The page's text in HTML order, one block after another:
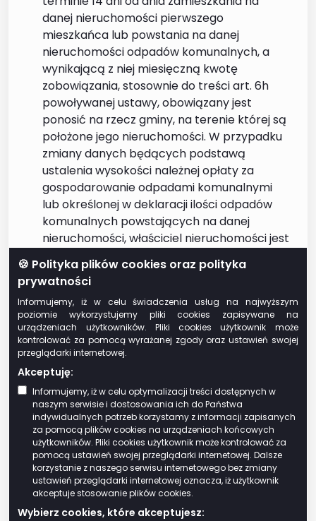
🍪 Polityka plików cookies oraz polityka
prywatności
Informujemy, iż w celu świadczenia usług na najwyższym
poziomie wykorzystujemy pliki cookies zapisywane na
urządzeniach użytkowników. Pliki cookies użytkownik może
kontrolować za pomocą wyrażanej zgody oraz ustawień swojej
przeglądarki internetowej.
Akceptuję:
Informujemy, iż w celu optymalizacji treści dostępnych w
naszym serwisie i dostosowania ich do Państwa
indywidualnych potrzeb korzystamy z informacji zapisanych
za pomocą plików cookies na urządzeniach końcowych
użytkowników. Pliki cookies użytkownik może kontrolować za
pomocą ustawień swojej przeglądarki internetowej. Dalsze
korzystanie z naszego serwisu internetowego bez zmiany
ustawień przeglądarki internetowej oznacza, iż użytkownik
akceptuje stosowanie plików cookies.
Wybierz cookies, które akceptujesz:
danej nieruchomości pierwszego
mieszkańca lub powstania na danej
nieruchomości odpadów komunalnych, a
wynikającą z niej miesięczną kwotę
zobowiązania, stosownie do treści art. 6h
powoływanej ustawy, obowiązany jest
ponosić na rzecz gminy, na terenie której są
położone jego nieruchomości. W przypadku
zmiany danych będących podstawą
ustalenia wysokości należnej opłaty za
gospodarowanie odpadami komunalnymi
lub określonej w deklaracji ilości odpadów
komunalnych powstających na danej
nieruchomości, właściciel nieruchomości jest
obowiązany złożyć nową deklarację w
terminie do 10 dnia miesiąca następującego
po miesiącu,
w którym nastąpiła zmiana. Opłatę za
gospodarowanie odpadami komunalnymi w
zmienionej wysokości uiszcza się za miesiąc,
w którym nastąpiła zmiana.
Kogo dotyczy
Właściciel nieruchomości – rozumie się przez
to także współwłaścicieli, użytkowników
wieczystych lub jednostki organizacyjne i
osoby posiadające nieruchomości w
zarządzie lub użytkowaniu, a także inne
podmioty władające nieruchomością.